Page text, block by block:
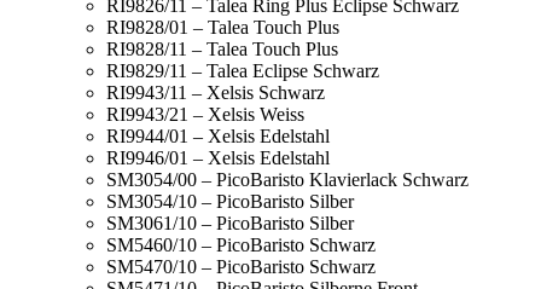
RI9826/11 – Talea Ring Plus Eclipse Schwarz
RI9828/01 – Talea Touch Plus
RI9828/11 – Talea Touch Plus
RI9829/11 – Talea Eclipse Schwarz
RI9943/11 – Xelsis Schwarz
RI9943/21 – Xelsis Weiss
RI9944/01 – Xelsis Edelstahl
RI9946/01 – Xelsis Edelstahl
SM3054/00 – PicoBaristo Klavierlack Schwarz
SM3054/10 – PicoBaristo Silber
SM3061/10 – PicoBaristo Silber
SM5460/10 – PicoBaristo Schwarz
SM5470/10 – PicoBaristo Schwarz